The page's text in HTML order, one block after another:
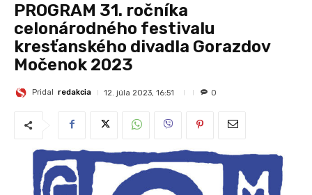
PROGRAM 31. ročníka
celonárodného festivalu
kresťanského divadla Gorazdov
Močenok 2023
Pridal redakcia 12. júla 2023, 16:51 0